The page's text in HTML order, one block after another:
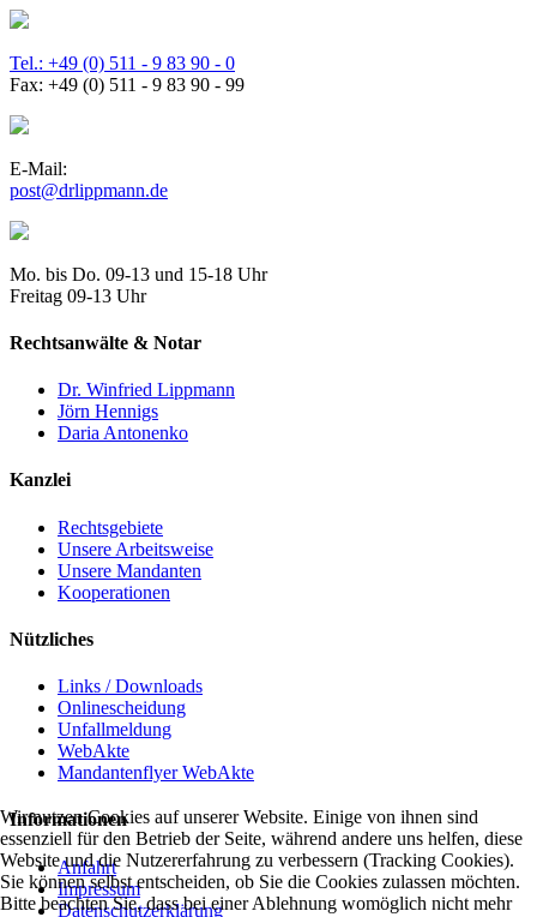
Tel.: +49 (0) 511 - 9 83 90 - 0
Fax: +49 (0) 511 - 9 83 90 - 99
E-Mail:
post@drlippmann.de
Mo. bis Do. 09-13 und 15-18 Uhr
Freitag 09-13 Uhr
Rechtsanwälte & Notar
Dr. Winfried Lippmann
Jörn Hennigs
Daria Antonenko
Kanzlei
Rechtsgebiete
Unsere Arbeitsweise
Unsere Mandanten
Kooperationen
Nützliches
Links / Downloads
Onlinescheidung
Unfallmeldung
WebAkte
Mandantenflyer WebAkte
Informationen
Anfahrt
Impressum
Datenschutzerklärung
Wir nutzen Cookies auf unserer Website. Einige von ihnen sind
essenziell für den Betrieb der Seite, während andere uns helfen, diese
Website und die Nutzererfahrung zu verbessern (Tracking Cookies).
Sie können selbst entscheiden, ob Sie die Cookies zulassen möchten.
Bitte beachten Sie, dass bei einer Ablehnung womöglich nicht mehr